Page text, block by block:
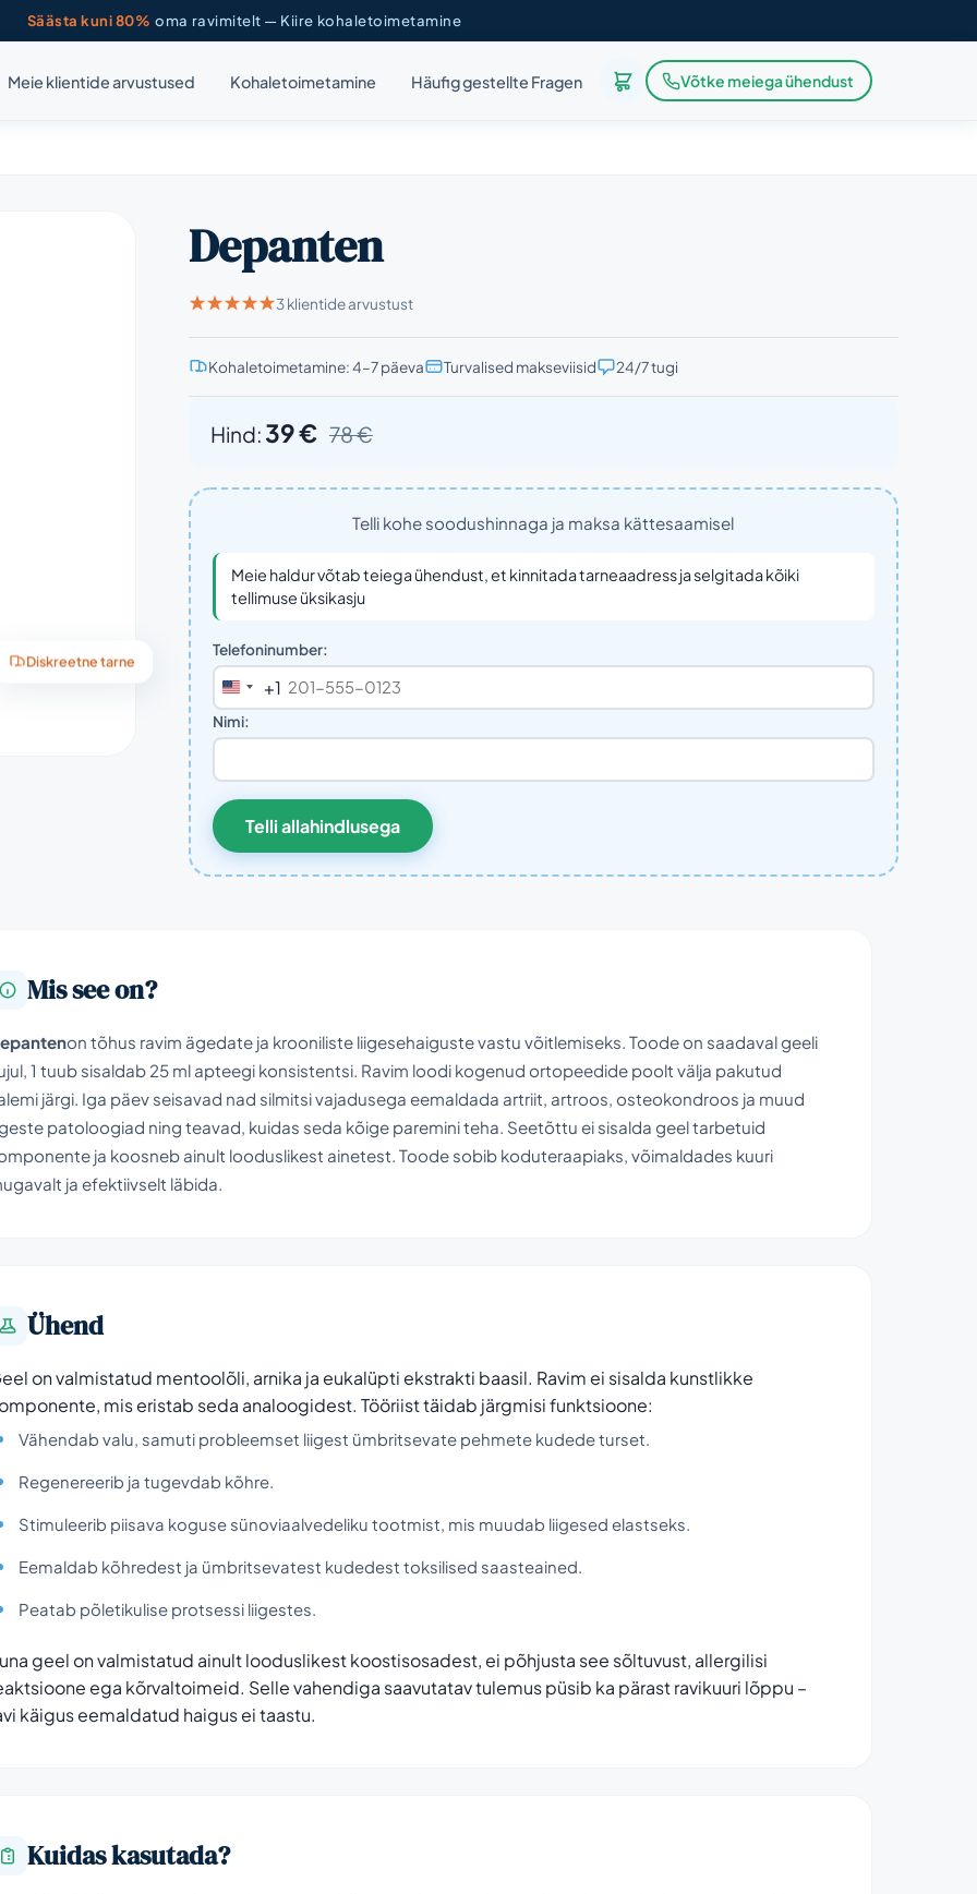
Säästa kuni 80% oma ravimitelt — Kiire kohaletoimetamine
Meie klientide arvustused Kohaletoimetamine Häufig gestellte Fragen Võtke meiega ühendust
Diskreetne tarne
Depanten
3 klientide arvustust
Kohaletoimetamine: 4–7 päeva Turvalised makseviisid 24/7 tugi
Hind:39 € 78 €
Telli kohe soodushinnaga ja maksa kättesaamisel
Meie haldur võtab teiega ühendust, et kinnitada tarneaadress ja selgitada kõiki
tellimuse üksikasju
Telefoninumber:
United
States
+1
Nimi:
Telli allahindlusega
Mis see on?
on tõhus ravim ägedate ja krooniliste liigesehaiguste vastu võitlemiseks. Toode on saadaval geeli
1 tuub sisaldab 25 ml apteegi konsistentsi. Ravim loodi kogenud ortopeedide poolt välja pakutud
järgi. Iga päev seisavad nad silmitsi vajadusega eemaldada artriit, artroos, osteokondroos ja muud
patoloogiad ning teavad, kuidas seda kõige paremini teha. Seetõttu ei sisalda geel tarbetuid
ja koosneb ainult looduslikest ainetest. Toode sobib koduteraapiaks, võimaldades kuuri
ja efektiivselt läbida.
Ühend
on valmistatud mentoolõli, arnika ja eukalüpti ekstrakti baasil. Ravim ei sisalda kunstlikke
mis eristab seda analoogidest. Tööriist täidab järgmisi funktsioone:
Vähendab valu, samuti probleemset liigest ümbritsevate pehmete kudede turset.
Regenereerib ja tugevdab kõhre.
Stimuleerib piisava koguse sünoviaalvedeliku tootmist, mis muudab liigesed elastseks.
Eemaldab kõhredest ja ümbritsevatest kudedest toksilised saasteained.
Peatab põletikulise protsessi liigestes.
geel on valmistatud ainult looduslikest koostisosadest, ei põhjusta see sõltuvust, allergilisi
ega kõrvaltoimeid. Selle vahendiga saavutatav tulemus püsib ka pärast ravikuuri lõppu –
käigus eemaldatud haigus ei taastu.
Kuidas kasutada?